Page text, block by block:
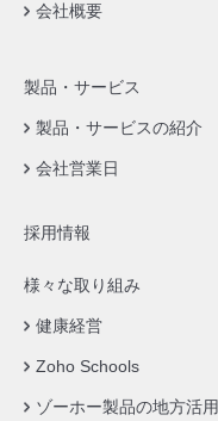
会社概要
製品・サービス
製品・サービスの紹介
会社営業日
採用情報
様々な取り組み
健康経営
Zoho Schools
ゾーホー製品の地方活用